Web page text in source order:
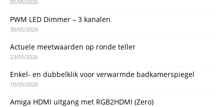
05/06/2026
PWM LED Dimmer – 3 kanalen
30/05/2026
Actuele meetwaarden op ronde teller
23/05/2026
Enkel- en dubbelklik voor verwarmde badkamerspiegel
10/05/2026
Amiga HDMI uitgang met RGB2HDMI (Zero)